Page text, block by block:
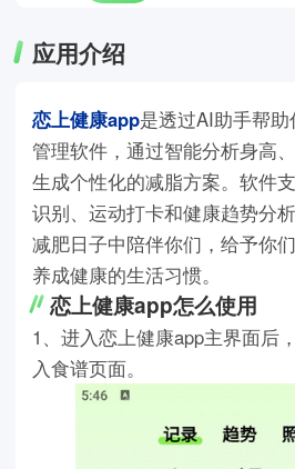
应用介绍
恋上健康app是透过AI助手帮
管理软件，通过智能分析身高
生成个性化的减脂方案。软件
识别、运动打卡和健康趋势分
减肥日子中陪伴你们，给予你
养成健康的生活习惯。
恋上健康app怎么使用
1、进入恋上健康app主界面后
入食谱页面。